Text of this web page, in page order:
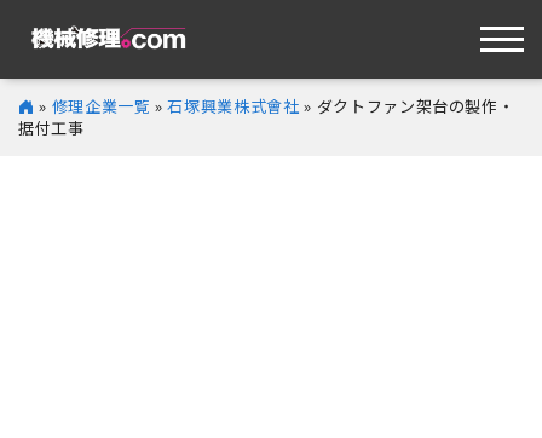
» 修理企業一覧 »石塚興業株式會社 » ダクトファン架台の製作・
据付工事